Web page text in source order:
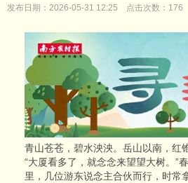
发布日期：2026-05-31 12:25 点击次数：176
青山苍苍，碧水泱泱。岳山以南，红
“大厦看多了，就念念来望望大树。”
里，几位游东说念主合伙而行，时常